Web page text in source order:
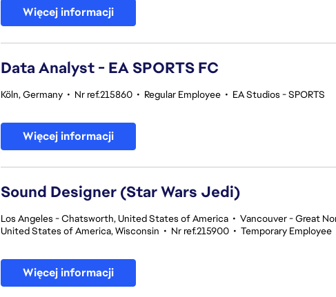
Więcej informacji
Data Analyst - EA SPORTS FC
Köln, Germany • Nr ref.215860 • Regular Employee • EA Studios - SPORTS
Więcej informacji
Sound Designer (Star Wars Jedi)
Los Angeles - Chatsworth, United States of America • Vancouver - Great
United States of America, Wisconsin • Nr ref.215900 • Temporary Employee
Więcej informacji